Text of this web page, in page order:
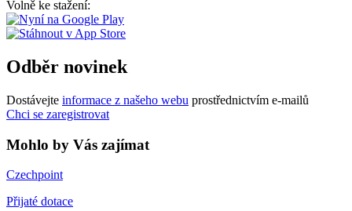
Volně ke stažení:
Odběr novinek
Dostávejte informace z našeho webu prostřednictvím e-mailů
Chci se zaregistrovat
Mohlo by Vás zajímat
Czechpoint
Přijaté dotace